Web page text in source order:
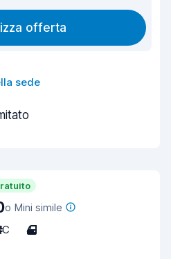
offerta
sede
o Mini simile
4